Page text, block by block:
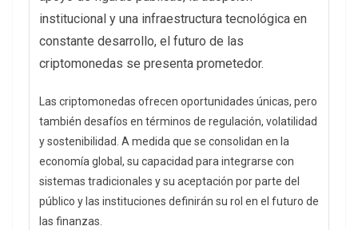
institucional y una infraestructura tecnológica en
constante desarrollo, el futuro de las
criptomonedas se presenta prometedor.
Las criptomonedas ofrecen oportunidades únicas, pero
también desafíos en términos de regulación, volatilidad
y sostenibilidad. A medida que se consolidan en la
economía global, su capacidad para integrarse con
sistemas tradicionales y su aceptación por parte del
público y las instituciones definirán su rol en el futuro de
las finanzas.